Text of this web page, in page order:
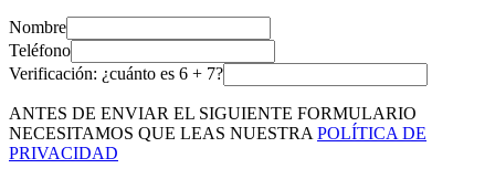
Nombre
Teléfono
Verificación: ¿cuánto es 6 + 7?
ANTES DE ENVIAR EL SIGUIENTE FORMULARIO
NECESITAMOS QUE LEAS NUESTRA POLÍTICA DE
PRIVACIDAD